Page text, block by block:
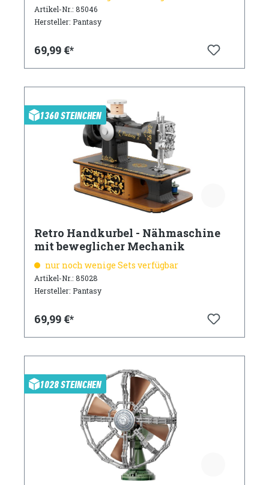
Artikel-Nr.: 85046
Hersteller: Pantasy
69,99 €*
1360 STEINCHEN
Retro Handkurbel - Nähmaschine
mit beweglicher Mechanik
nur noch wenige Sets verfügbar
Artikel-Nr.: 85028
Hersteller: Pantasy
69,99 €*
1028 STEINCHEN